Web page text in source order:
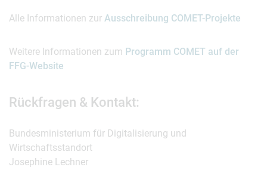
Alle Informationen zur Ausschreibung COMET-Projekte
Weitere Informationen zum Programm COMET auf der
FFG-Website
Rückfragen & Kontakt:
Bundesministerium für Digitalisierung und
Wirtschaftsstandort
Josephine Lechner